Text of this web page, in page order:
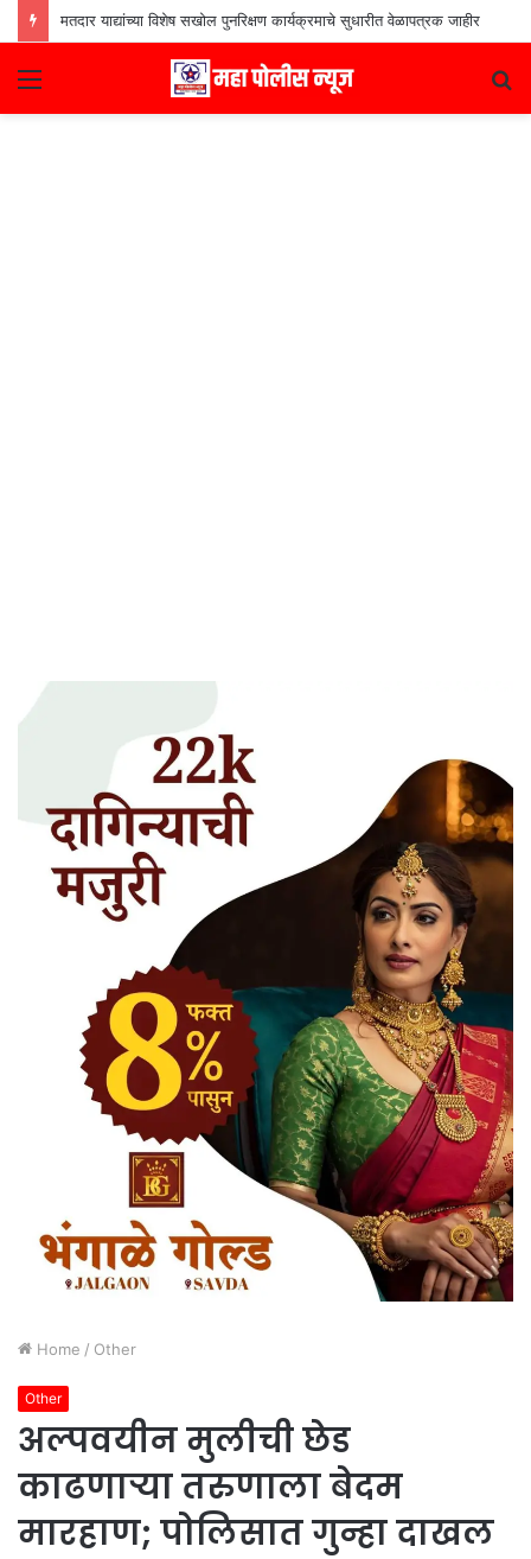
मतदार याद्यांच्या विशेष सखोल पुनरिक्षण कार्यक्रमाचे सुधारीत वेळापत्रक जाहीर
Menu
Home / Other
Other
अल्पवयीन मुलीची छेड
काढणाऱ्या तरुणाला बेदम
मारहाण; पोलिसात गुन्हा दाखल